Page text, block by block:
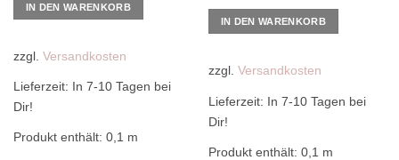
IN DEN WARENKORB
zzgl. Versandkosten
Lieferzeit: In 7-10 Tagen bei
Dir!
Produkt enthält: 0,1 m
IN DEN WARENKORB
zzgl. Versandkosten
Lieferzeit: In 7-10 Tagen bei
Dir!
Produkt enthält: 0,1 m